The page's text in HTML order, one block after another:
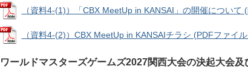
（資料4-(1)）「CBX MeetUp in KANSAI」の開催について
（資料4-(2)）CBX MeetUp in KANSAIチラシ (PDFファイ
ワールドマスターズゲームズ2027関西大会の決起大会